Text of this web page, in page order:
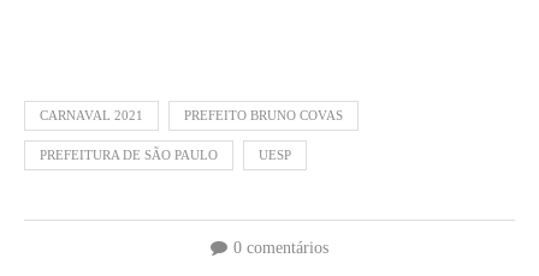
CARNAVAL 2021 PREFEITO BRUNO COVAS
PREFEITURA DE SÃO PAULO UESP
0 comentários